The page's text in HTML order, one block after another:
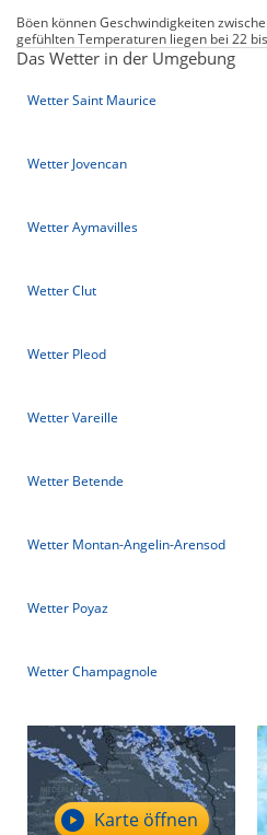
Böen können Geschwindigkeiten
gefühlten Temperaturen liegen bei 22
Das Wetter in der Umgebung
Wetter Saint Maurice
Wetter Jovencan
Wetter Aymavilles
Wetter Clut
Wetter Pleod
Wetter Vareille
Wetter Betende
Wetter Montan-Angelin-Arensod
Wetter Poyaz
Wetter Champagnole
Karte öffnen